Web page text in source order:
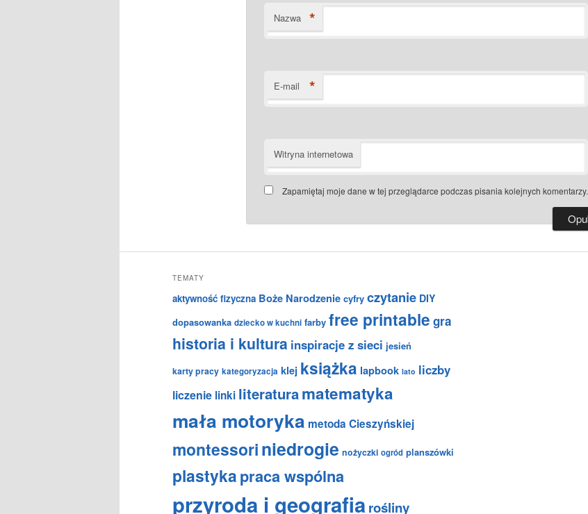
Nazwa *
E-mail *
Witryna internetowa
Zapamiętaj moje dane w tej przeglądarce podczas pisania kolejnych komentarzy.
TEMATY
aktywność fizyczna Boże Narodzenie cyfry czytanie DIY
dopasowanka dziecko w kuchni farby free printable gra
historia i kultura inspiracje z sieci jesień
karty pracy kategoryzacja klej książka lapbook lato liczby
liczenie linki literaturamatematyka
mała motoryka metoda Cieszyńskiej
montessoriniedrogie nożyczki ogród planszówki
plastykapraca wspólna
przyroda i geografiarośliny